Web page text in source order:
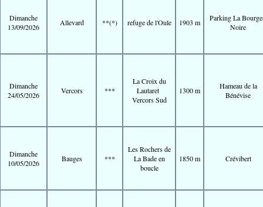
Dimanche
13/09/2026
Allevard **(*) refuge de l'Oule 1903 m
Parking La
Noire
Dimanche
24/05/2026
Vercors ***
La Croix du
Lautaret
Vercors Sud
1300 m
Hameau de la
Bénévise
Dimanche
10/05/2026
Bauges ***
Les Rochers de
La Bade en
boucle
1850 m Crévibert